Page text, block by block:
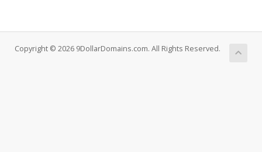
Copyright © 2026 9DollarDomains.com. All Rights Reserved.